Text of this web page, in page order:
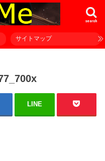
search
サイトマップ
LINE